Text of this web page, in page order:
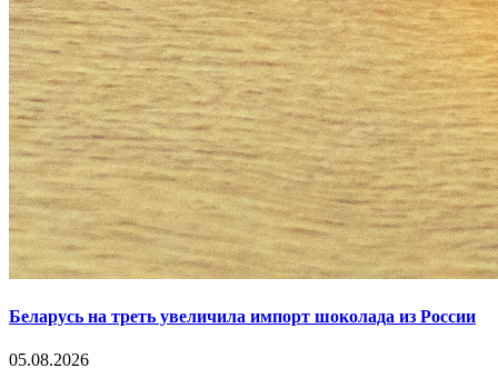
Беларусь на треть увеличила импорт шоколада из России
05.08.2026